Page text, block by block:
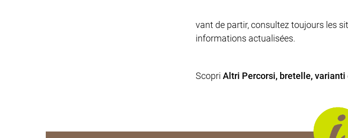
vant de partir, consultez toujours les
informations actualisées.
Scopri Altri Percorsi, bretelle,